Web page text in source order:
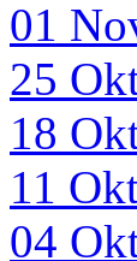
01
25
18
11
04